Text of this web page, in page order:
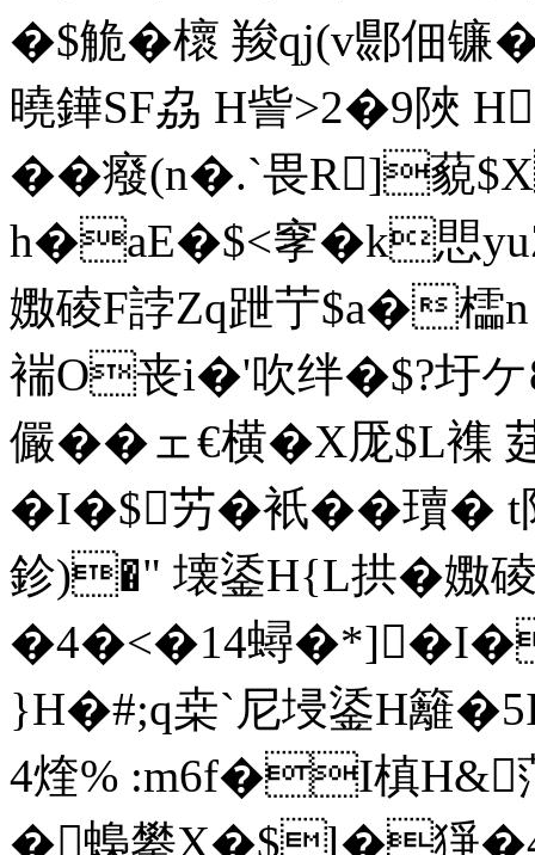
�$觤�櫰 羧qj(v郻佃镰
曉鏵SF劦 H訾>2�9陜
��癈(n�.`畏R]藐
h�aE�$<窙�k愳
嫐碐F誖Zq跇艼$a�櫺
褍O丧i�'吹绊�$?圩ケ
儼��ェ€横�X厐$L襍
�  I�$艻�衹��瓄
鉁)�" 壊鋈H{L拱�嫐
�4�<�14蟳
}H�#;q桒`尼埐鋈H籬�
4煃% :m6f�I槙H&萡
�蟂攀X�$l�猙